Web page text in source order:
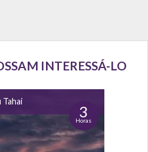
INTERESSÁ-LO
3
Horas